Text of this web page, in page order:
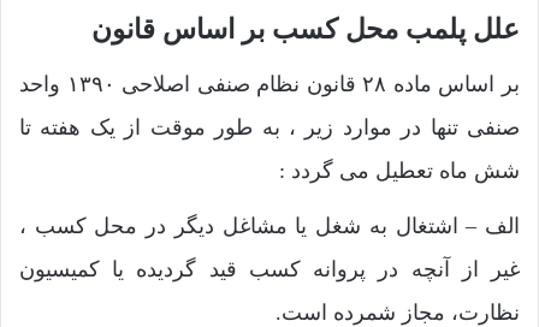
علل پلمب محل کسب بر اساس قانون
بر اساس ماده ۲۸ قانون نظام صنفی اصلاحی ۱۳۹۰ واحد
صنفی تنها در موارد زیر ، به طور موقت از یک هفته تا‌
شش ‌ماه تعطیل می ‌گردد :
الف – اشتغال به شغل یا مشاغل دیگر در محل کسب ،
غیر از آنچه در پروانه کسب‌ قید گردیده یا کمیسیون
نظارت، مجاز شمرده است.